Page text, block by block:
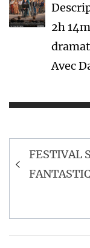
2h
Avec
de
FESTIVAL